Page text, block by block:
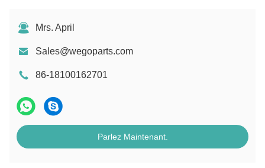
Mrs. April
Sales@wegoparts.com
86-18100162701
Parlez Maintenant.